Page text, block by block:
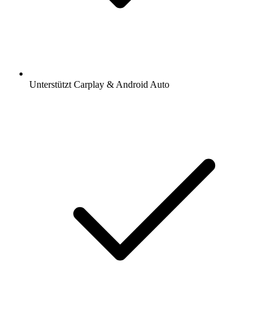
Unterstützt Carplay & Android Auto